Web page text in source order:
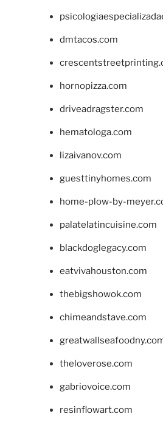
dmtacos.com
hornopizza.com
driveadragster.com
hematologa.com
lizaivanov.com
guesttinyhomes.com
home-plow-by-
palatelatincuisine.com
blackdoglegacy.com
eatvivahouston.com
thebigshowok.com
chimeandstave.com
theloverose.com
gabriovoice.com
resinflowart.com